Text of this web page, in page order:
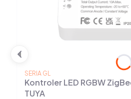
Kontroler LED RGBW
TUYA
PRODUCENT
SERIA GL